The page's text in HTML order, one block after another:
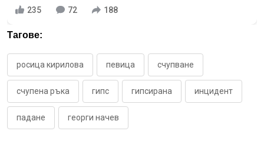
235 72 188
Тагове:
росица кирилова певица счупване
счупена ръка гипс гипсирана инцидент
падане георги начев